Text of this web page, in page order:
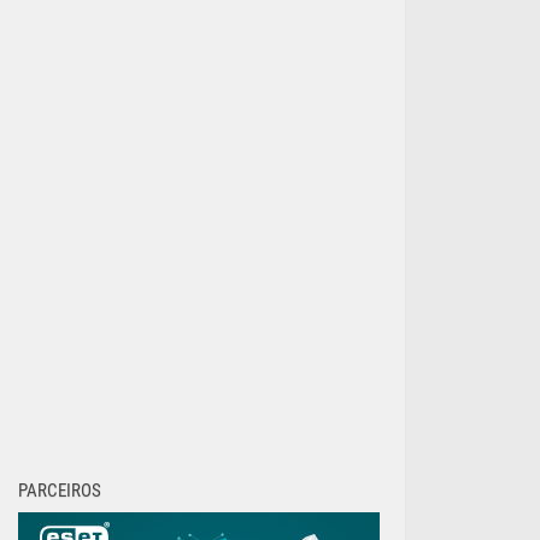
PARCEIROS